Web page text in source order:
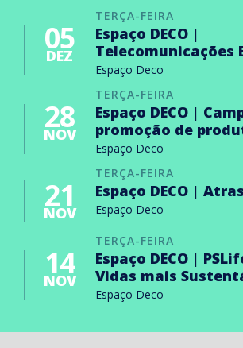
TERÇA-FEIRA
05
DEZ
Espaço DECO |
Telecomunicações
Espaço Deco
TERÇA-FEIRA
28
NOV
Espaço DECO |
promoção de
Espaço Deco
TERÇA-FEIRA
21
NOV
Espaço DECO |
Espaço Deco
TERÇA-FEIRA
14
NOV
Espaço DECO |
Vidas mais
Espaço Deco